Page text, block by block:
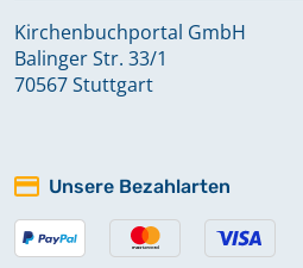
Kirchenbuchportal GmbH
Balinger Str. 33/1
70567 Stuttgart
Unsere Bezahlarten